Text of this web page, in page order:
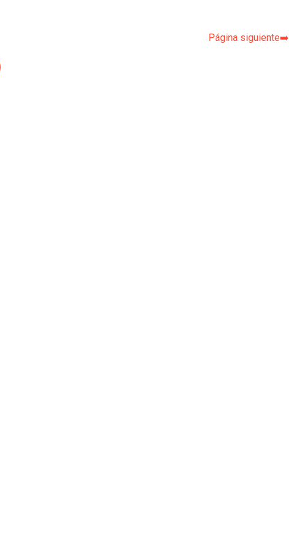
Página siguiente➡️